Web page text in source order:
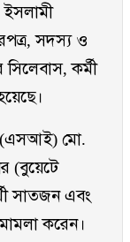
ইসলামী
সদস্য ও
কর্মী
(এসআই) মো.
(বুয়েটে
সাতজন এবং
করেন।